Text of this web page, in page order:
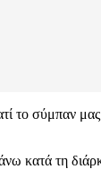
το σύμπαν
κατά τη